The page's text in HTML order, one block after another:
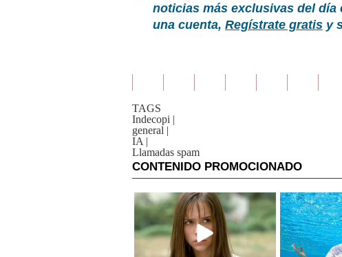
noticias más exclusivas del día
una cuenta, Regístrate gratis y
TAGS
Indecopi |
general |
IA |
Llamadas spam